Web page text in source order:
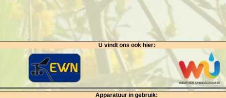
U vindt ons ook hier:
Apparatuur in gebruik: